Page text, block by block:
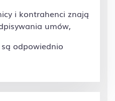
i kontrahenci znają
umów,
odpowiednio